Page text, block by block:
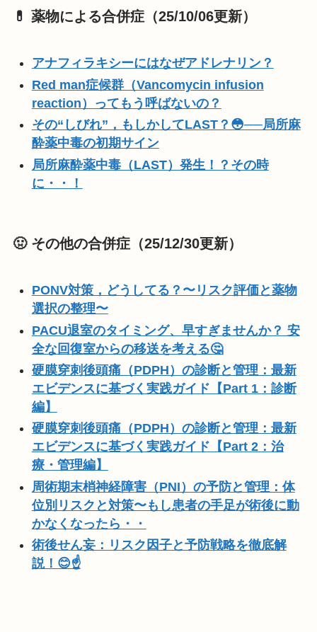
💊 薬物による合併症（25/10/06更新）
アナフィラキシーにはなぜアドレナリン？
Red man症候群（Vancomycin infusion
reaction）ってもう呼ばないの？
その“しびれ”，もしかしてLAST？😳──局所麻
酔薬中毒の初期サイン
局所麻酔薬中毒（LAST）発生！？その時
に・・！
🤢 その他の合併症（25/12/30更新）
PONV対策，どうしてる？〜リスク評価と薬物
選択の整理〜
PACU退室のタイミング、早すぎませんか？ 安
全な回復室からの移送を考える🤔
硬膜穿刺後頭痛（PDPH）の診断と管理：最新
エビデンスに基づく実践ガイド【Part 1：診断
編】
硬膜穿刺後頭痛（PDPH）の診断と管理：最新
エビデンスに基づく実践ガイド【Part 2：治
療・管理編】
周術期末梢神経障害（PNI）の予防と管理：体
位別リスクと対策〜もし患者の手足が術後に動
かなくなったら・・
術後せん妄：リスク因子と予防戦略を徹底解
説！😊☝️